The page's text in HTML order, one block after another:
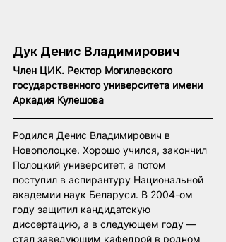
Дук Денис Владимирович
Член ЦИК. Ректор Могилевского
государственного университета имени
Аркадия Кулешова
Родился Денис Владимирович в
Новополоцке. Хорошо учился, закончил
Полоцкий университет, а потом
поступил в аспирантуру Национальной
академии наук Беларуси. В 2004-ом
году защитил кандидатскую
диссертацию, а в следующем году —
стал заведующим кафедрой в родном